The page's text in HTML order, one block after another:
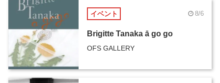
イベント 8/6
Brigitte Tanaka ā go go
OFS GALLERY